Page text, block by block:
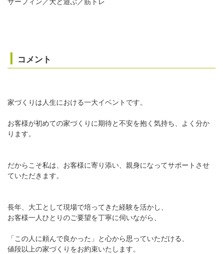
コメント
家づくりは人生における一大イベントです。
お客様が初めての家づくりに期待と不安を抱く気持ち、よく分か
ります。
だからこそ私は、お客様に寄り添い、親身になってサポートさせ
ていただきます。
長年、大工として現場で培ってきた経験を活かし、
お客様一人ひとりのご要望を丁寧に伺いながら、
「この人に頼んで良かった」と心から思っていただける、
値段以上の家づくりをお約束いたします。